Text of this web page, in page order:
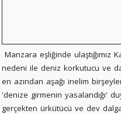
Manzara eşliğinde
nedeni ile deniz korkutucu ve
en azından aşağı inelim
'denize girmenin yasalandığı'
gerçekten ürkütücü ve dev